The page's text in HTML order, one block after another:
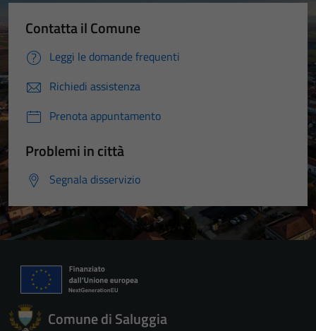
Contatta il Comune
Leggi le domande frequenti
Richiedi assistenza
Prenota appuntamento
Problemi in città
Segnala disservizio
Comune di Saluggia